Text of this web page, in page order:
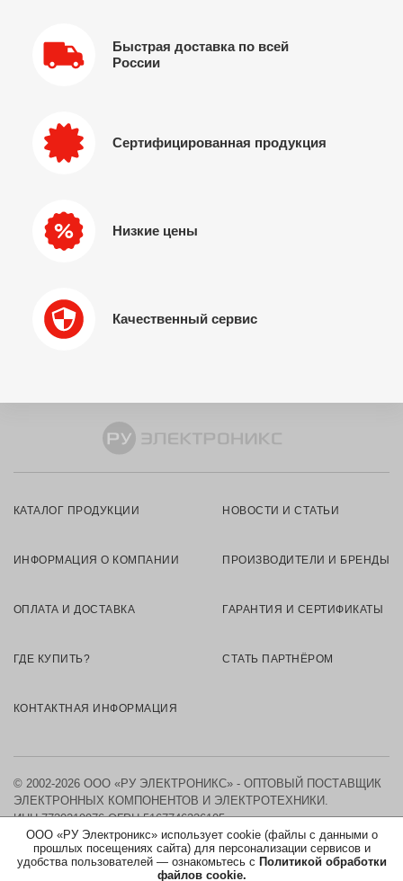
Быстрая доставка по всей
России
Сертифицированная продукция
Низкие цены
Качественный сервис
ООО «РУ Электроникс» использует cookie (файлы с данными о
прошлых посещениях сайта) для персонализации сервисов и
удобства пользователей — ознакомьтесь с Политикой обработки
файлов cookie.
КАТАЛОГ ПРОДУКЦИИ НОВОСТИ И СТАТЬИ
ИНФОРМАЦИЯ О КОМПАНИИ ПРОИЗВОДИТЕЛИ И БРЕНДЫ
ОПЛАТА И ДОСТАВКА ГАРАНТИЯ И СЕРТИФИКАТЫ
ГДЕ КУПИТЬ? СТАТЬ ПАРТНЁРОМ
КОНТАКТНАЯ ИНФОРМАЦИЯ
© 2002-2026 ООО «РУ ЭЛЕКТРОНИКС» - ОПТОВЫЙ ПОСТАВЩИК
ЭЛЕКТРОННЫХ КОМПОНЕНТОВ И ЭЛЕКТРОТЕХНИКИ.
ИНН 7730219976 ОГРН 5167746326105
КАРТА САЙТА